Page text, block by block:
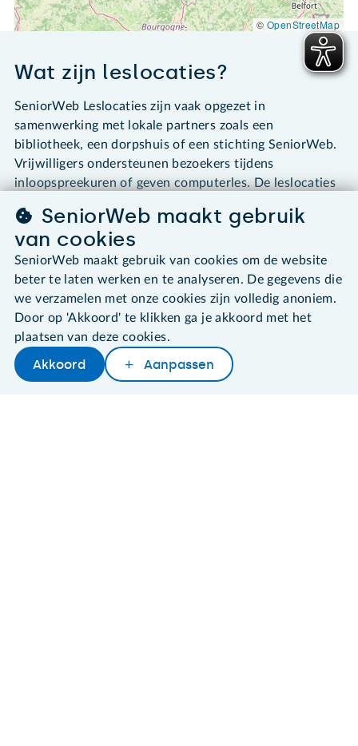
©OpenStreetMap
Wat zijn leslocaties?
SeniorWeb Leslocaties zijn vaak opgezet in
samenwerking met lokale partners zoals een
bibliotheek, een dorpshuis of een stichting SeniorWeb.
Vrijwilligers ondersteunen bezoekers tijdens
inloopspreekuren of geven computerles. De leslocaties
Footer
Tips & Uitleg
Cursussen
PCHulp
SeniorWeb maakt gebruik
van cookies
SeniorWeb maakt gebruik van cookies om de website
beter te laten werken en te analyseren. De gegevens die
we verzamelen met onze cookies zijn volledig anoniem.
Door op 'Akkoord' te klikken ga je akkoord met het
plaatsen van deze cookies.
Akkoord Aanpassen